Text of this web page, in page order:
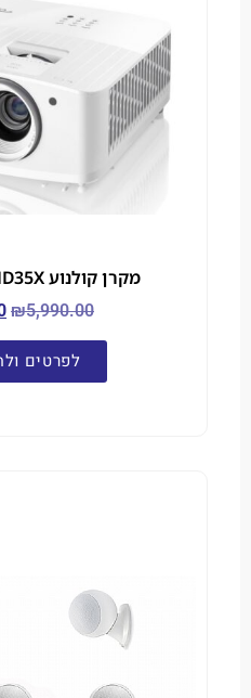
מקרן קולנוע 4K Optoma UHD35X
₪
₪5,499.00
לפרטים ולהשכרה